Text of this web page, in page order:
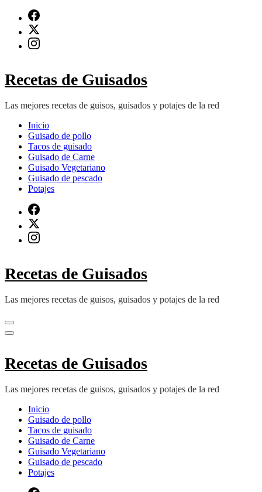
contenido
(presiona
Recetas de Guisados
Las mejores recetas de guisos, guisados y potajes de la red
Inicio
Guisado de pollo
Tacos de guisado
Guisado de Carne
Guisado Vegetariano
Guisado de pescado
Potajes
Recetas de Guisados
Las mejores recetas de guisos, guisados y potajes de la red
Recetas de Guisados
Las mejores recetas de guisos, guisados y potajes de la red
Inicio
Guisado de pollo
Tacos de guisado
Guisado de Carne
Guisado Vegetariano
Guisado de pescado
Potajes